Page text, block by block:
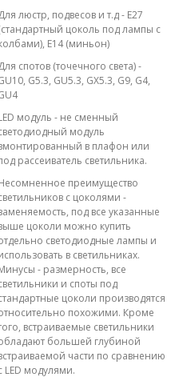
люстр, подвесов и т.д - E27
цоколь под лампы с
E14 (миньон)
спотов (точечного света) -
G5.3, GU5.3, GX5.3, G9, G4,
модуль - не сменный
модуль
в плафон или
рассеиватель светильника.
преимущество
с цоколями -
под все указанные
цоколи можно купить
светодиодные лампы и
в светильниках.
- размерность, все
и споты под
цоколи производятся
похожими. Кроме
встраиваемые светильники
большей глубиной
части по сравнению
LED модулями.